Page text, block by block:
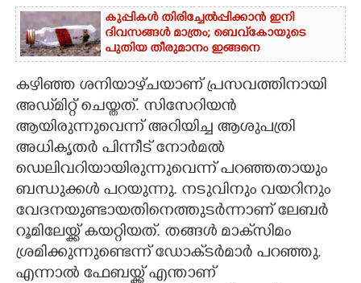
കുപ്പികൾ തിരിച്ചേൽപ്പിക്കാൻ ഇനി
ദിവസങ്ങൾ മാത്രം; ബെവ്‌കോയുടെ
പുതിയ തീരുമാനം ഇങ്ങനെ
കഴിഞ്ഞ ശനിയാഴ്‌ചയാണ് പ്രസവത്തിനായി
അഡ്‌മിറ്റ് ചെയ്തത്. സിസേറിയൻ
ആയിരുന്നുവെന്ന് അറിയിച്ച ആശുപത്രി
അധികൃതർ പിന്നീട് നോർമൽ
ഡെലിവറിയായിരുന്നുവെന്ന് പറഞ്ഞതായും
ബന്ധുക്കൾ പറയുന്നു. നടുവിനും വയറിനും
വേദനയുണ്ടായതിനെത്തുടർന്നാണ് ലേബർ
റൂമിലേയ്ക്ക് കയറ്റിയത്. തങ്ങൾ മാക്‌സിമം
ശ്രമിക്കുന്നുണ്ടെന്ന് ഡോക്‌ടർമാർ പറഞ്ഞു.
എന്നാൽ ഫേബയ്ക്ക് എന്താണ്